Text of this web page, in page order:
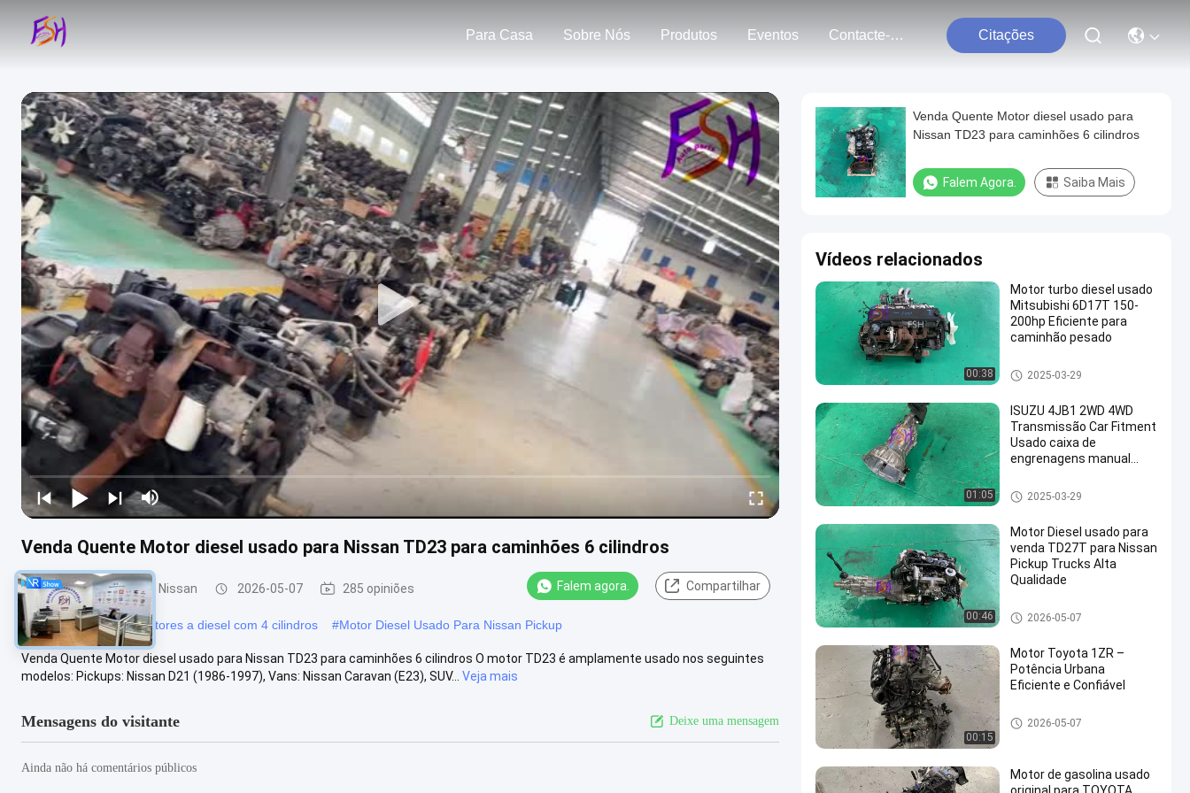
Para Casa Sobre Nós Produtos Eventos Contacte-Nos Citações
Venda Quente Motor diesel usado para Nissan TD23 para caminhões 6 cilindros
Peças para motores Nissan 2026-05-07 285 opiniões Falem agora. Compartilhar
#Motores Nissan #Motores a diesel com 4 cilindros #Motor Diesel Usado Para Nissan Pickup
Venda Quente Motor diesel usado para Nissan TD23 para caminhões 6 cilindros O motor TD23 é amplamente usado nos seguintes
modelos: Pickups: Nissan D21 (1986-1997), Vans: Nissan Caravan (E23), SUV...
Veja mais
Mensagens do visitante Deixe uma mensagem
Ainda não há comentários públicos
Venda Quente Motor diesel usado para
Nissan TD23 para caminhões 6 cilindros
Falem Agora. Saiba Mais
Vídeos relacionados
00:38
Motor turbo diesel usado
Mitsubishi 6D17T 150-
200hp Eficiente para
caminhão pesado
Peças japonesas do caminhã
o
2025-03-29
01:05
ISUZU 4JB1 2WD 4WD
Transmissão Car Fitment
Usado caixa de
engrenagens manual
Peças da caixa de engrenagen
s do carro
2025-03-29
00:46
Motor Diesel usado para
venda TD27T para Nissan
Pickup Trucks Alta
Qualidade
Peças para motores Nissan
2026-05-07
00:15
Motor Toyota 1ZR –
Potência Urbana
Eficiente e Confiável
Peças sobresselentes do mot
or de Toyota
2026-05-07
Motor de gasolina usado